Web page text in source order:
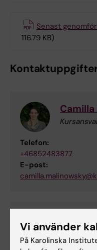
Senast
116.79 KB)
Telefon:
+46852483877
E-post:
Vi använder
På Karolinska